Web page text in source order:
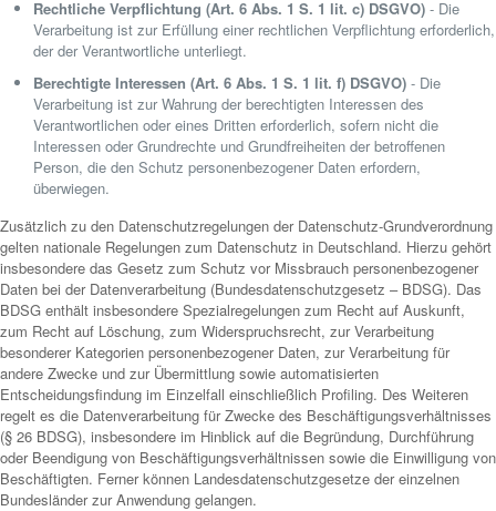
Rechtliche Verpflichtung (Art. 6 Abs. 1 S. 1 lit. c) DSGVO) - Die
Verarbeitung ist zur Erfüllung einer rechtlichen Verpflichtung erforderlich,
der der Verantwortliche unterliegt.
Berechtigte Interessen (Art. 6 Abs. 1 S. 1 lit. f) DSGVO) - Die
Verarbeitung ist zur Wahrung der berechtigten Interessen des
Verantwortlichen oder eines Dritten erforderlich, sofern nicht die
Interessen oder Grundrechte und Grundfreiheiten der betroffenen
Person, die den Schutz personenbezogener Daten erfordern,
überwiegen.
Zusätzlich zu den Datenschutzregelungen der Datenschutz-Grundverordnung
gelten nationale Regelungen zum Datenschutz in Deutschland. Hierzu gehört
insbesondere das Gesetz zum Schutz vor Missbrauch personenbezogener
Daten bei der Datenverarbeitung (Bundesdatenschutzgesetz – BDSG). Das
BDSG enthält insbesondere Spezialregelungen zum Recht auf Auskunft,
zum Recht auf Löschung, zum Widerspruchsrecht, zur Verarbeitung
besonderer Kategorien personenbezogener Daten, zur Verarbeitung für
andere Zwecke und zur Übermittlung sowie automatisierten
Entscheidungsfindung im Einzelfall einschließlich Profiling. Des Weiteren
regelt es die Datenverarbeitung für Zwecke des Beschäftigungsverhältnisses
(§ 26 BDSG), insbesondere im Hinblick auf die Begründung, Durchführung
oder Beendigung von Beschäftigungsverhältnissen sowie die Einwilligung von
Beschäftigten. Ferner können Landesdatenschutzgesetze der einzelnen
Bundesländer zur Anwendung gelangen.